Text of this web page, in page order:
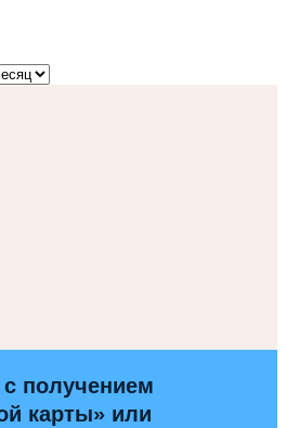
получением
карты» или